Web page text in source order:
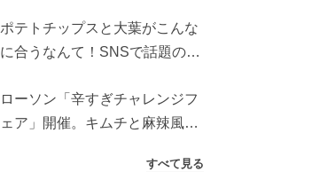
ポテトチップスと大葉がこんな
に合うなんて！SNSで話題の食
ローソン「辛すぎチャレンジフ
ェア」開催。キムチと麻辣風の
すべて見る